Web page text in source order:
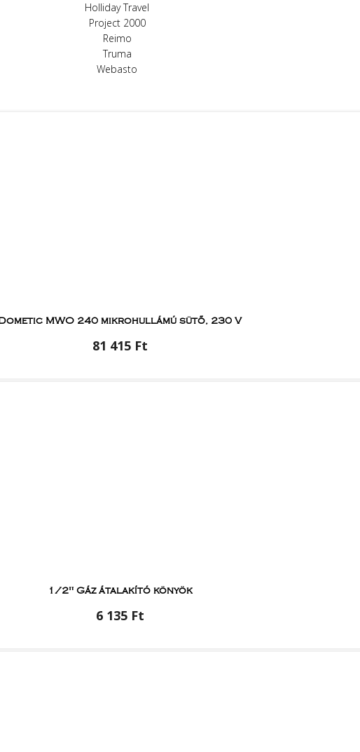
Holliday Travel
Project 2000
Reimo
Truma
Webasto
Dometic MWO 240 mikrohullámú sütő, 230 V
81 415 Ft
1/2" Gáz átalakító könyök
6 135 Ft